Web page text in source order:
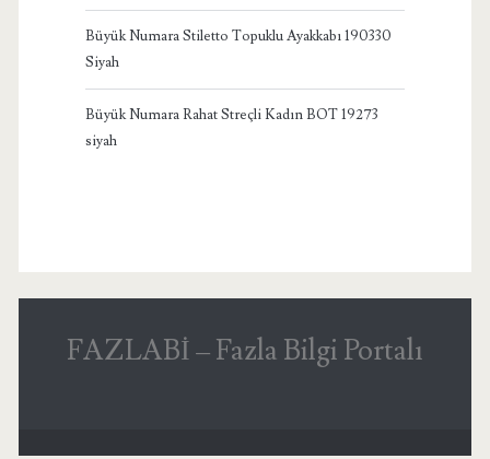
Büyük Numara Stiletto Topuklu Ayakkabı 190330
Siyah
Büyük Numara Rahat Streçli Kadın BOT 19273
siyah
FAZLABİ – Fazla Bilgi Portalı